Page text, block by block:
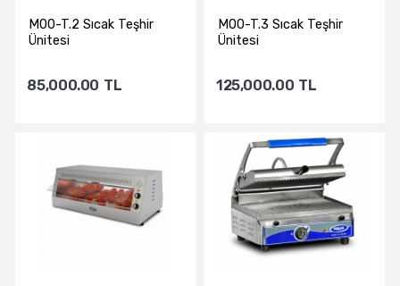
M00-T.2 Sıcak Teşhir
Ünitesi
85,000.00 TL
Sepete Ekle
M00-T.3 Sıcak Teşhir
Ünitesi
125,000.00 TL
Sepete Ekle